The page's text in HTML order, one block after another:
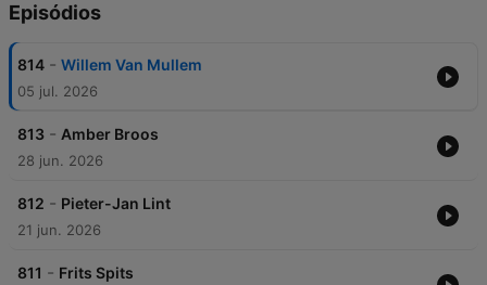
Episódios
814 - Willem Van Mullem
05 jul. 2026
813 - Amber Broos
28 jun. 2026
812 - Pieter-Jan Lint
21 jun. 2026
811 - Frits Spits